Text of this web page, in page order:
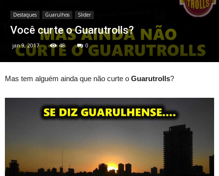
Destaques Guarulhos Slider
Você curte o Guarutrolls?
jan 9, 2017 48 0
Mas tem alguém ainda que não curte o Guarutrolls?